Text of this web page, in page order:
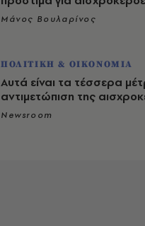
Μάνος Βουλαρίνος
ΠΟΛΙΤΙΚΗ & ΟΙΚΟΝΟΜΙΑ
Αυτά είναι τα τέσσερα
αντιμετώπιση της
Newsroom